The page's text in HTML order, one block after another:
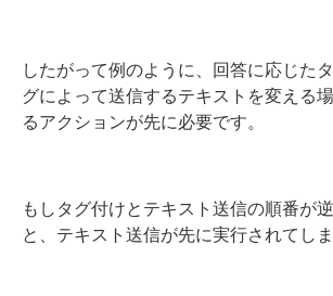
したがって例のように、回答に応じた
グによって送信するテキストを変える
るアクションが先に必要です。
もしタグ付けとテキスト送信の順番が
と、テキスト送信が先に実行されてしま